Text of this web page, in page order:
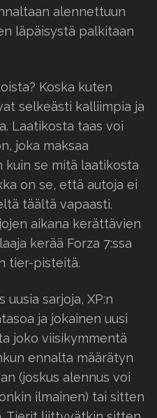
alennettuun
läpäisystä palkitaan
Koska kuten
selkeästi kalliimpia ja
Laatikosta taas voi
joka maksaa
kuin se mitä laatikosta
on se, että autoja ei
täältä vapaasti.
aikana kerättävien
kerää Forza 7:ssa
tier-pisteitä.
uusia sarjoja, XP:n
ja jokainen uusi
joko viisikymmentä
ennalta määrätyn
(joskus alennus voi
ilmainen) tai sitten